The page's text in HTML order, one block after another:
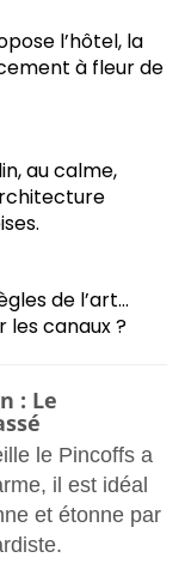
l’hôtel, la
à fleur de
au calme,
de l’art…
les canaux ?
: Le
le Pincoffs a
il est idéal
et étonne par